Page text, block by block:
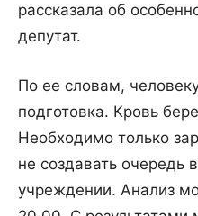
рассказала об
депутат.
По ее словам,
подготовка. Кровь
Необходимо только
не создавать очередь
учреждении. Анализ